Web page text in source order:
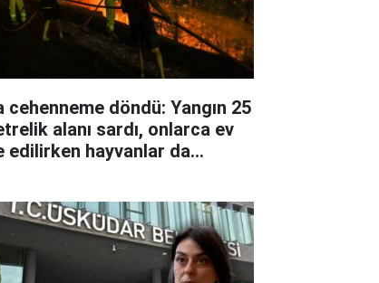
cehenneme döndü: Yangın 25
alanı sardı, onlarca ev
edilirken hayvanlar da